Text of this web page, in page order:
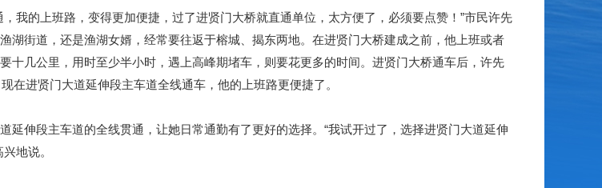
的上班路，变得更加便捷，过了进贤门大桥就直通单位，太方便了，必须要点赞！”市民许先
湖街道，还是渔湖女婿，经常要往返于榕城、揭东两地。在进贤门大桥建成之前，他上班或者
十几公里，用时至少半小时，遇上高峰期堵车，则要花更多的时间。进贤门大桥通车后，许先
在进贤门大道延伸段主车道全线通车，他的上班路更便捷了。
伸段主车道的全线贯通，让她日常通勤有了更好的选择。“我试开过了，选择进贤门大道延伸
地说。